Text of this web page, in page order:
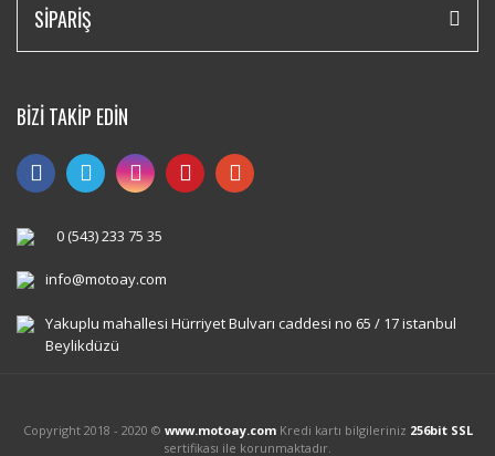
SİPARİŞ
BİZİ TAKİP EDİN
0 (543) 233 75 35
info@motoay.com
Yakuplu mahallesi Hürriyet Bulvarı caddesi no 65 / 17 istanbul
Beylikdüzü
Copyright 2018 - 2020 © www.motoay.comKredi kartı bilgileriniz 256bit SSL
sertifikası ile korunmaktadır.